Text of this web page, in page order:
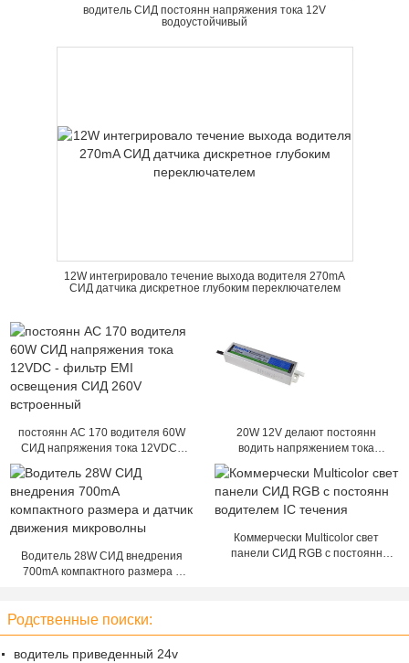
водитель СИД постоянн напряжения тока 12V
водоустойчивый
12W интегрировало течение выхода водителя 270mA
СИД датчика дискретное глубоким переключателем
постоянн AC 170 водителя 60W
СИД напряжения тока 12VDC -
260V встроенный
20W 12V делают постоянн
водить напряжением тока
электропитание водостотьким
водить водителем для модуля
водить с SAA
Водитель 28W СИД внедрения
700mA компактного размера и
Коммерчески Multicolor свет
панели СИД RGB с постоянн
Родственные поиски:
водитель приведенный 24v